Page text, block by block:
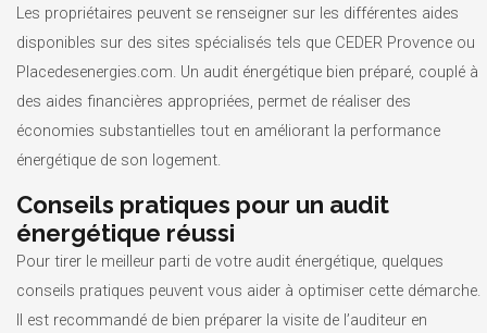
Les propriétaires peuvent se renseigner sur les différentes aides
disponibles sur des sites spécialisés tels que CEDER Provence ou
Placedesenergies.com. Un audit énergétique bien préparé, couplé à
des aides financières appropriées, permet de réaliser des
économies substantielles tout en améliorant la performance
énergétique de son logement.
Conseils pratiques pour un audit
énergétique réussi
Pour tirer le meilleur parti de votre audit énergétique, quelques
conseils pratiques peuvent vous aider à optimiser cette démarche.
Il est recommandé de bien préparer la visite de l’auditeur en